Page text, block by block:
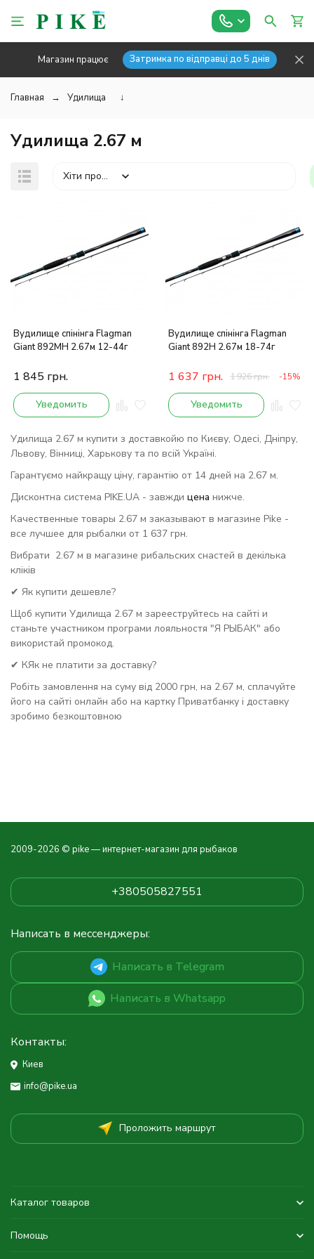
Магазин працює Затримка по відправці до 5 днів
Главная Удилища ↓
Удилища 2.67 м
Хіти продажів
Вудилище спінінга Flagman
Giant 892MH 2.67м 12-44г
1 845 грн.
Уведомить
Вудилище спінінга Flagman
Giant 892H 2.67м 18-74г
1 637 грн. 1 926грн. -15%
Уведомить
Удилища 2.67 м купити з доставкойю по Києву, Одесі, Дніпру,
Львову, Вінниці, Харькову та по всій Україні.
Гарантуємо найкращу ціну, гарантію от 14 дней на 2.67 м.
Дисконтна система PIKE.UA - завжди цена нижче.
Качественные товары 2.67 м заказывают в магазине Pike -
все лучшее для рыбалки от 1 637 грн.
Вибрати 2.67 м в магазине рибальских снастей в декілька
кліків
✔ Як купити дешевле?
Щоб купити Удилища 2.67 м зарееструйтесь на сайті и
станьте участником програми лояльностя "Я РЫБАК" або
використай промокод.
✔ КЯк не платити за доставку?
Робіть замовлення на суму від 2000 грн, на 2.67 м, сплачуйте
його на сайті онлайн або на картку Приватбанку і доставку
зробимо безкоштовною
2009-2026 © pike — интернет-магазин для рыбаков
+380505827551
Написать в мессенджеры:
Написать в Telegram
Написать в Whatsapp
Контакты:
Киев
info@pike.ua
Проложить маршрут
Каталог товаров
Помощь